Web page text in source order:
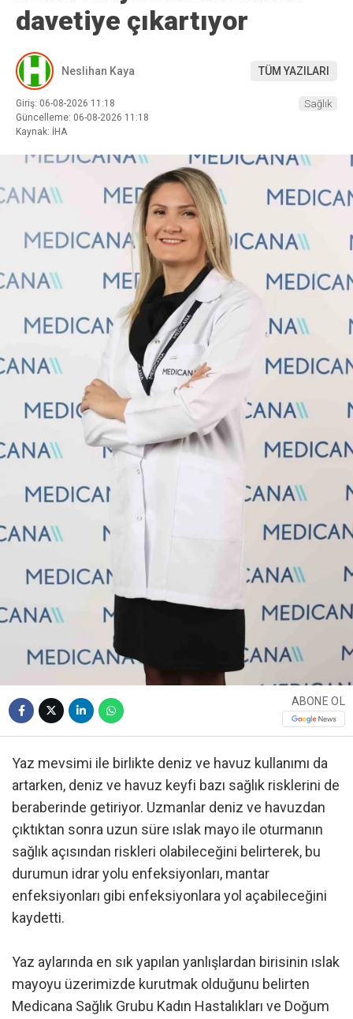
davetiye çıkartıyor
Neslihan Kaya TÜM YAZILARI
Giriş: 06-08-2026 11:18
Güncelleme: 06-08-2026 11:18
Kaynak: İHA
Sağlık
ABONE OL
Yaz mevsimi ile birlikte deniz ve havuz kullanımı da
artarken, deniz ve havuz keyfi bazı sağlık risklerini de
beraberinde getiriyor. Uzmanlar deniz ve havuzdan
çıktıktan sonra uzun süre ıslak mayo ile oturmanın
sağlık açısından riskleri olabileceğini belirterek, bu
durumun idrar yolu enfeksiyonları, mantar
enfeksiyonları gibi enfeksiyonlara yol açabileceğini
kaydetti.
Yaz aylarında en sık yapılan yanlışlardan birisinin ıslak
mayoyu üzerimizde kurutmak olduğunu belirten
Medicana Sağlık Grubu Kadın Hastalıkları ve Doğum